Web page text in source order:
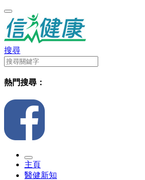
搜尋
熱門搜尋：
主頁
醫健新知